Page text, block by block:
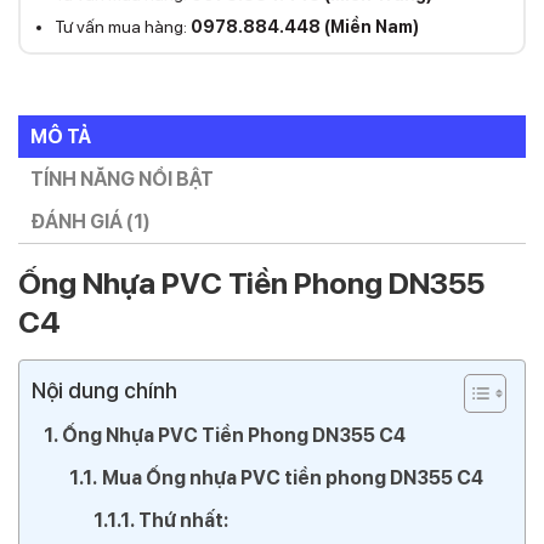
Tư vấn mua hàng: 0978.884.448 (Miền Nam)
MÔ TẢ
TÍNH NĂNG NỔI BẬT
ĐÁNH GIÁ (1)
Ống Nhựa PVC Tiền Phong DN355
C4
Nội dung chính
Ống Nhựa PVC Tiền Phong DN355 C4
Mua Ống nhựa PVC tiền phong DN355 C4
Thứ nhất: